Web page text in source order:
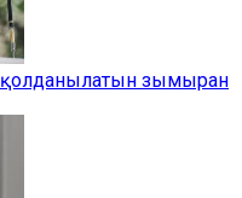
қолданылатын зымыран